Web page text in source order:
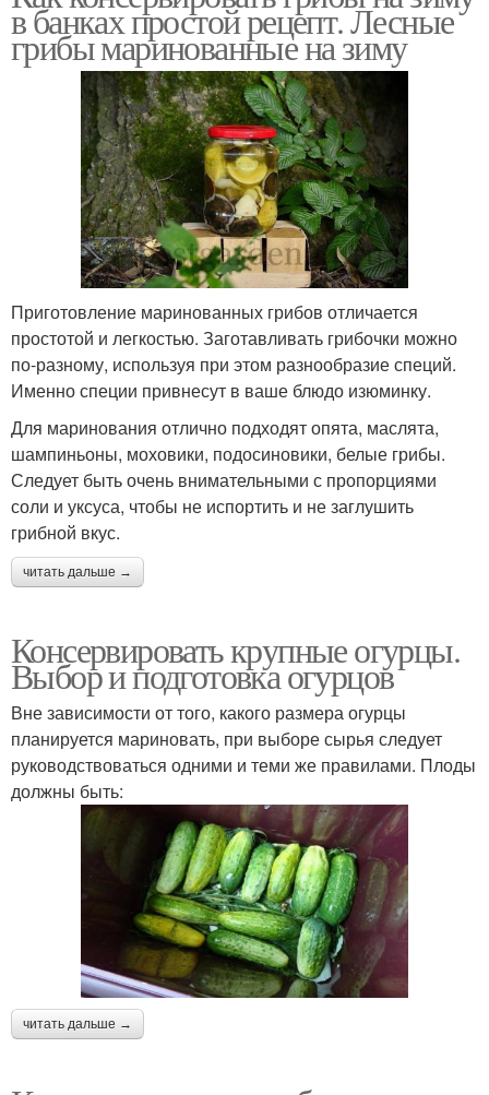
в банках простой рецепт. Лесные
грибы маринованные на зиму
Приготовление маринованных грибов отличается
простотой и легкостью. Заготавливать грибочки можно
по-разному, используя при этом разнообразие специй.
Именно специи привнесут в ваше блюдо изюминку.
Для маринования отлично подходят опята, маслята,
шампиньоны, моховики, подосиновики, белые грибы.
Следует быть очень внимательными с пропорциями
соли и уксуса, чтобы не испортить и не заглушить
грибной вкус.
читать дальше →
Консервировать крупные огурцы.
Выбор и подготовка огурцов
Вне зависимости от того, какого размера огурцы
планируется мариновать, при выборе сырья следует
руководствоваться одними и теми же правилами. Плоды
должны быть:
читать дальше →